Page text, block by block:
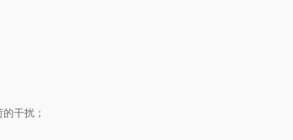
干扰；